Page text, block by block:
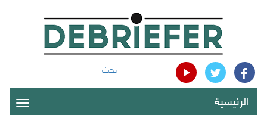
بحث
الرئيسية